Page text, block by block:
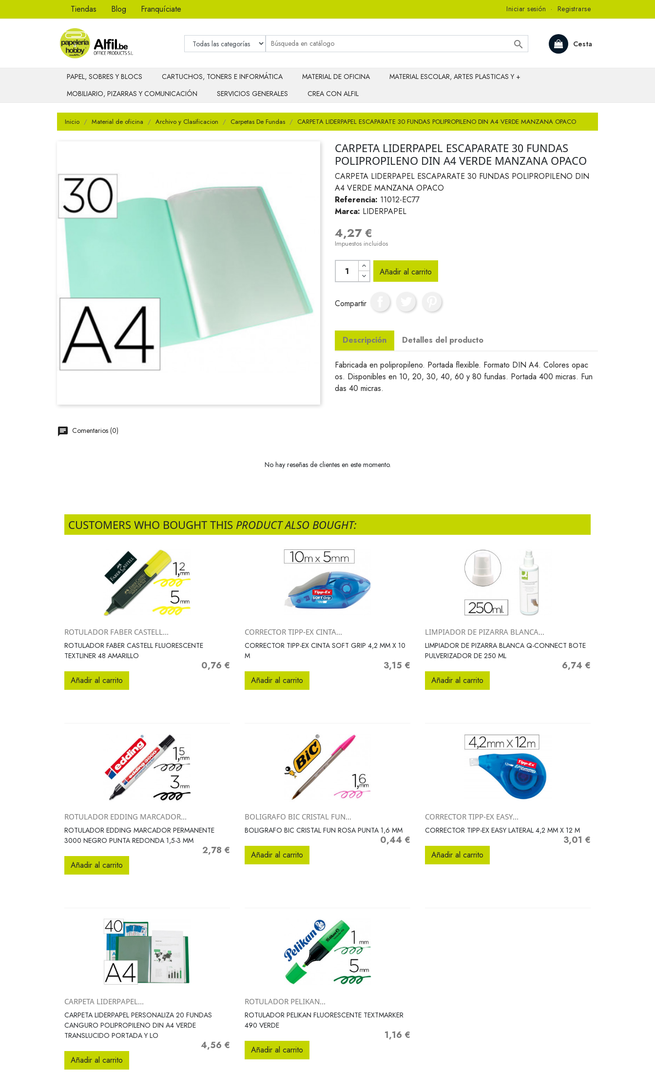
Tiendas Blog Franquíciate Iniciar sesión · Registrarse
Cesta

PAPEL, SOBRES Y BLOCS CARTUCHOS, TONERS E INFORMÁTICA MATERIAL DE OFICINA
MATERIAL ESCOLAR, ARTES PLASTICAS Y +
MOBILIARIO, PIZARRAS Y COMUNICACIÓN
SERVICIOS GENERALES CREA CON ALFIL
Inicio Material de oficina Archivo y Clasificacion Carpetas De Fundas CARPETA LIDERPAPEL ESCAPARATE 30 FUNDAS POLIPROPILENO DIN A4 VERDE MANZANA OPACO
CARPETA LIDERPAPEL ESCAPARATE 30 FUNDAS
POLIPROPILENO DIN A4 VERDE MANZANA OPACO
CARPETA LIDERPAPEL ESCAPARATE 30 FUNDAS POLIPROPILENO DIN
A4 VERDE MANZANA OPACO
Referencia: 11012-EC77
Marca: LIDERPAPEL
4,27 €
Impuestos incluidos
Añadir al carrito
Compartir
Descripción Detalles del producto
Fabricada en polipropileno. Portada flexible. Formato DIN A4. Colores opac
os. Disponibles en 10, 20, 30, 40, 60 y 80 fundas. Portada 400 micras. Fun
das 40 micras.
Comentarios (0)
No hay reseñas de clientes en este momento.
CUSTOMERS WHO BOUGHT THIS PRODUCT ALSO BOUGHT:
 Vista rápida
ROTULADOR FABER CASTELL...
ROTULADOR FABER CASTELL FLUORESCENTE
TEXTLINER 48 AMARILLO
Precio
0,76 €
Añadir al carrito
Vista rápida
CORRECTOR TIPP-EX CINTA...
CORRECTOR TIPP-EX CINTA SOFT GRIP 4,2 MM X 10
M
Precio
3,15 €
Añadir al carrito
 Vista rápida
LIMPIADOR DE PIZARRA BLANCA...
LIMPIADOR DE PIZARRA BLANCA Q-CONNECT BOTE
PULVERIZADOR DE 250 ML
Precio
6,74 €
Añadir al carrito
 Vista rápida
ROTULADOR EDDING MARCADOR...
ROTULADOR EDDING MARCADOR PERMANENTE
3000 NEGRO PUNTA REDONDA 1,5-3 MM
Precio
2,78 €
Añadir al carrito
Vista rápida
BOLIGRAFO BIC CRISTAL FUN...
BOLIGRAFO BIC CRISTAL FUN ROSA PUNTA 1,6 MM
Precio
0,44 €
Añadir al carrito
Vista rápida
CORRECTOR TIPP-EX EASY...
CORRECTOR TIPP-EX EASY LATERAL 4,2 MM X 12 M
Precio
3,01 €
Añadir al carrito
Vista rápida
CARPETA LIDERPAPEL...
CARPETA LIDERPAPEL PERSONALIZA 20 FUNDAS
CANGURO POLIPROPILENO DIN A4 VERDE
TRANSLUCIDO PORTADA Y LO
Precio
4,56 €
Añadir al carrito
 Vista rápida
ROTULADOR PELIKAN...
ROTULADOR PELIKAN FLUORESCENTE TEXTMARKER
490 VERDE
Precio
1,16 €
Añadir al carrito